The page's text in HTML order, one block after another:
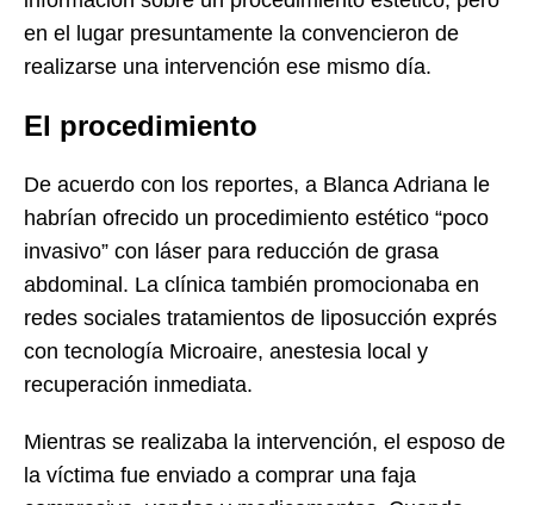
en el lugar presuntamente la convencieron de
realizarse una intervención ese mismo día.
El procedimiento
De acuerdo con los reportes, a Blanca Adriana le
habrían ofrecido un procedimiento estético “poco
invasivo” con láser para reducción de grasa
abdominal. La clínica también promocionaba en
redes sociales tratamientos de liposucción exprés
con tecnología Microaire, anestesia local y
recuperación inmediata.
Mientras se realizaba la intervención, el esposo de
la víctima fue enviado a comprar una faja